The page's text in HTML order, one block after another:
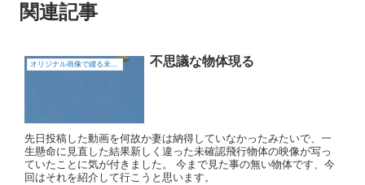
関連記事
オリジナル画像で綴る未確認飛行物体（UFO) 不思議な物体現る
先日投稿した動画を何故か妻は納得していなかったみたいで、一
生懸命に見直した結果新しく違った未確認飛行物体の映像が写っ
ていたことに気が付きました。 今まで見た事の無い物体です、今
回はそれを紹介して行こうと思います。